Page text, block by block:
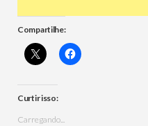
Compartilhe:
Curtir isso:
Carregando...